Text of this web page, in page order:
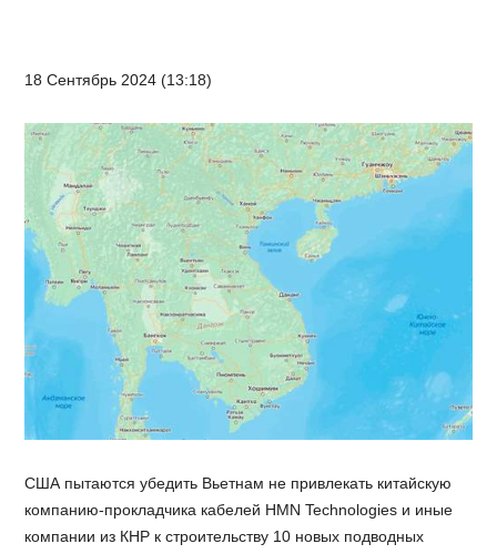
18 Сентябрь 2024 (13:18)
США пытаются убедить Вьетнам не привлекать китайскую
компанию-прокладчика кабелей HMN Technologies и иные
компании из КНР к строительству 10 новых подводных